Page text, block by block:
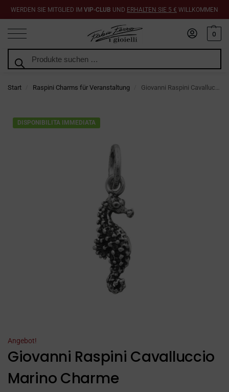
WERDEN SIE MITGLIED IM VIP-CLUB UND ERHALTEN SIE 5 € WILLKOMMEN
0
Start Raspini Charms für Veranstaltung Giovanni Raspini Cavalluccio Marino Charme
DISPONIBILITA IMMEDIATA
Angebot!
Giovanni Raspini Cavalluccio
Marino Charme